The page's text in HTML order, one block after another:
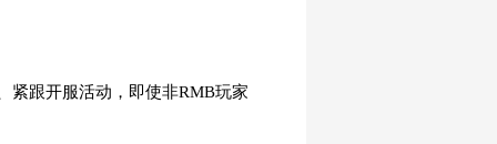
紧跟开服活动，即使非RMB玩家